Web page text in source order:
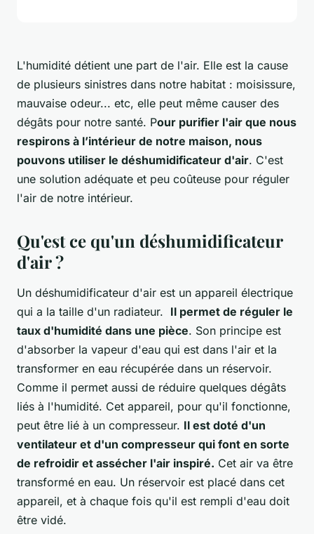
L'humidité détient une part de l'air. Elle est la cause
de plusieurs sinistres dans notre habitat : moisissure,
mauvaise odeur... etc, elle peut même causer des
dégâts pour notre santé. Pour purifier l'air que nous
respirons à l’intérieur de notre maison, nous
pouvons utiliser le déshumidificateur d'air. C'est
une solution adéquate et peu coûteuse pour réguler
l'air de notre intérieur.
Qu'est ce qu'un déshumidificateur
d'air ?
Un déshumidificateur d'air est un appareil électrique
qui a la taille d'un radiateur. Il permet de réguler le
taux d'humidité dans une pièce. Son principe est
d'absorber la vapeur d'eau qui est dans l'air et la
transformer en eau récupérée dans un réservoir.
Comme il permet aussi de réduire quelques dégâts
liés à l'humidité. Cet appareil, pour qu'il fonctionne,
peut être lié à un compresseur. Il est doté d'un
ventilateur et d'un compresseur qui font en sorte
de refroidir et assécher l'air inspiré. Cet air va être
transformé en eau. Un réservoir est placé dans cet
appareil, et à chaque fois qu'il est rempli d'eau doit
être vidé.